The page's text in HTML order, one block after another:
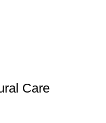
Care